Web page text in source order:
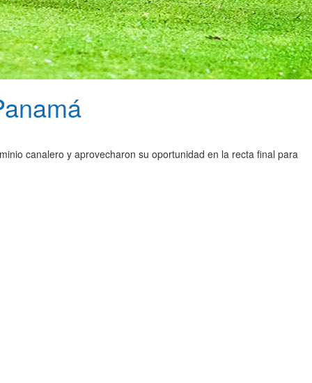
canalero y aprovecharon su oportunidad en la recta final para